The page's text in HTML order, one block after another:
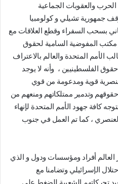
الحرب والعقوبات الجماعية
جمهورية تشيلي و كولومبيا
بسحب السفراء وقطع العلاقات مع
مكتب المفوضية السامية لحقوق
الأمم المتحدة والعالم بالاعتراف
الفلسطينيين ، وأنه لا يوجد
قوية ومدعومة من قوي
وتدمير ممتلكاتهم ومنعهم من
كافة جهود الأمم المتحدة لإنهاء
، كما تم العمل في جنوب
العالم أفراد ومؤسسات ودول و الذي
الإسرائيلي وتضامنا مع